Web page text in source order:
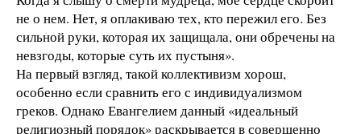
не о нем. Нет, я оплакиваю тех, кто пережил его. Без
сильной руки, которая их защищала, они обречены на
невзгоды, которые суть их пустыня».
На первый взгляд, такой коллективизм хорош,
особенно если сравнить его с индивидуализмом
греков. Однако Евангелием данный «идеальный
религиозный порядок» раскрывается в совершенно